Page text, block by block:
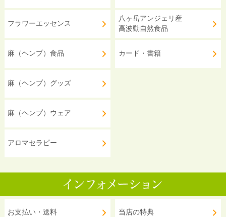
フラワーエッセンス
麻（ヘンプ）食品
麻（ヘンプ）グッズ
麻（ヘンプ）ウェア
アロマセラピー
八ヶ岳アンジェリ産
高波動自然食品
カード・書籍
お支払い・送料 当店の特典